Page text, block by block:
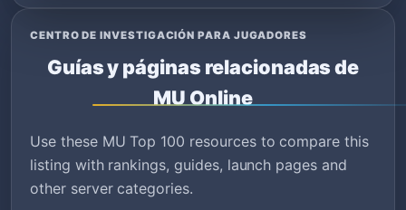
CENTRO DE INVESTIGACIÓN PARA JUGADORES
Guías y páginas relacionadas de
MU Online
Use these MU Top 100 resources to compare this
listing with rankings, guides, launch pages and
other server categories.